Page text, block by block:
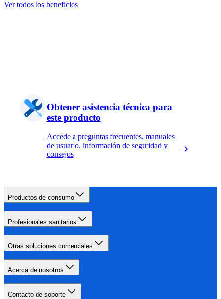
Ver todos los beneficios
Obtener asistencia técnica para
este producto
Accede a preguntas frecuentes, manuales
de usuario, información de seguridad y
consejos
Productos de consumo
Profesionales sanitarios
Otras soluciones comerciales
Acerca de nosotros
Contacto de soporte